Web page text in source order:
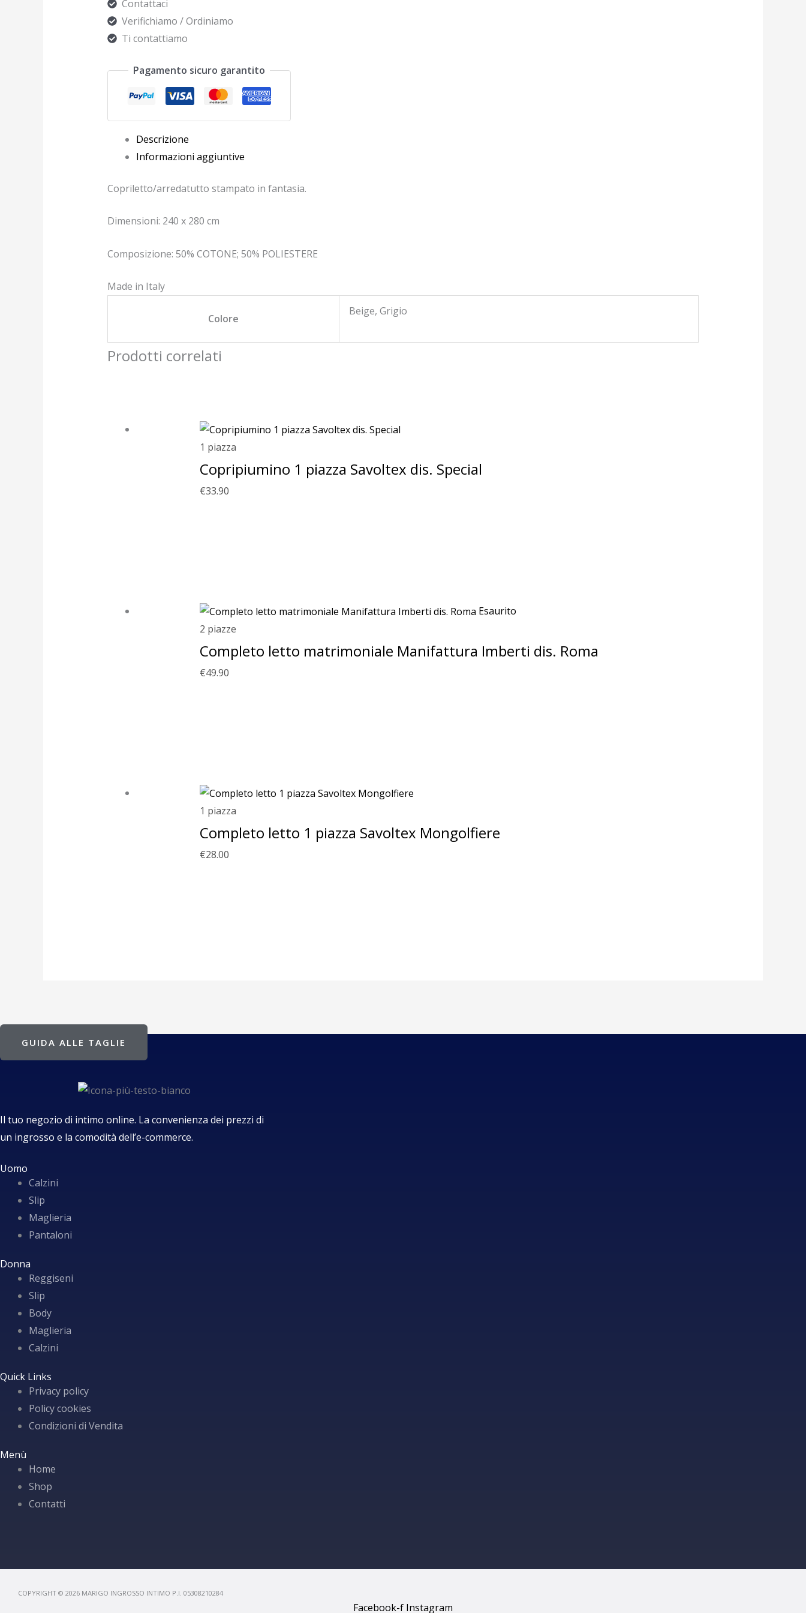
Contattaci
Verifichiamo / Ordiniamo
Ti contattiamo
Pagamento sicuro garantito
Descrizione
Informazioni aggiuntive
Copriletto/arredatutto stampato in fantasia.
Dimensioni: 240 x 280 cm
Composizione: 50% COTONE; 50% POLIESTERE
Made in Italy
Colore
Beige, Grigio
Prodotti correlati
1 piazza
Copripiumino 1 piazza Savoltex dis. Special
€33.90
Esaurito
2 piazze
Completo letto matrimoniale Manifattura Imberti dis. Roma
€49.90
1 piazza
Completo letto 1 piazza Savoltex Mongolfiere
€28.00
GUIDA ALLE TAGLIE
Il tuo negozio di intimo online. La convenienza dei prezzi di
un ingrosso e la comodità dell’e-commerce.
Uomo
Calzini
Slip
Maglieria
Pantaloni
Donna
Reggiseni
Slip
Body
Maglieria
Calzini
Quick Links
Privacy policy
Policy cookies
Condizioni di Vendita
Menù
Home
Shop
Contatti
COPYRIGHT © 2026 MARIGO INGROSSO INTIMO P.I. 05308210284
Facebook-f Instagram